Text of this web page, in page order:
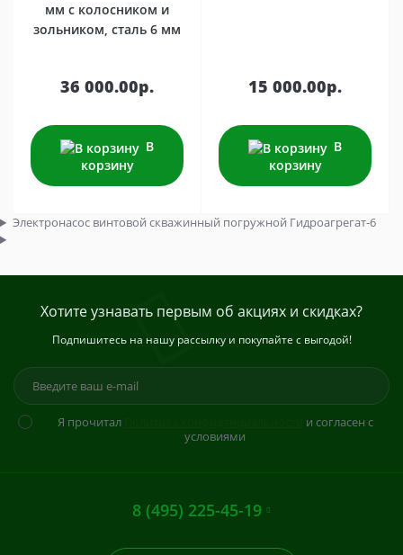
мм с колосником и
зольником, сталь 6 мм
36 000.00р.
В
корзину
15 000.00р.
В
корзину
Электронасос винтовой скважинный погружной Гидроагрегат-6
Хотите узнавать первым об акциях и скидках?
Подпишитесь на нашу рассылку и покупайте с выгодой!
Я прочитал
и согласен с
условиями
8 (495) 225-45-19